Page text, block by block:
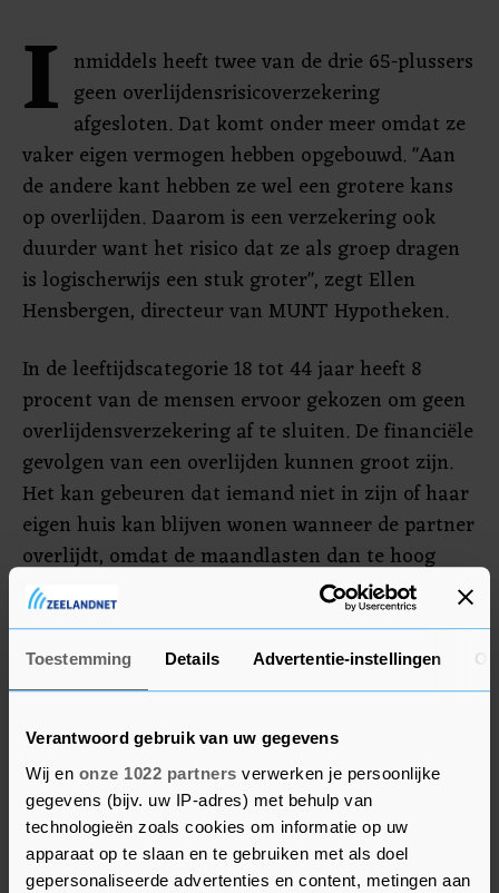
Toestemming Details Advertentie-instellingen
Verantwoord gebruik van uw gegevens
Wij en onze 1022 partners verwerken je persoonlijke
gegevens (bijv. uw IP-adres) met behulp van
technologieën zoals cookies om informatie op uw
apparaat op te slaan en te gebruiken met als doel
gepersonaliseerde advertenties en content, metingen aan
I nmiddels heeft twee van de drie 65-plussers
geen overlijdensrisicoverzekering
afgesloten. Dat komt onder meer omdat ze
vaker eigen vermogen hebben opgebouwd. "Aan
de andere kant hebben ze wel een grotere kans
op overlijden. Daarom is een verzekering ook
duurder want het risico dat ze als groep dragen
is logischerwijs een stuk groter", zegt Ellen
Hensbergen, directeur van MUNT Hypotheken.
In de leeftijdscategorie 18 tot 44 jaar heeft 8
procent van de mensen ervoor gekozen om geen
overlijdensverzekering af te sluiten. De financiële
gevolgen van een overlijden kunnen groot zijn.
Het kan gebeuren dat iemand niet in zijn of haar
eigen huis kan blijven wonen wanneer de partner
overlijdt, omdat de maandlasten dan te hoog
zijn.
Volgens het onderzoek weet bijna een vijfde van
de respondenten niet in welke mate ze
waar je precies aan toe bent, zorgt mogelijk voor
onnodige stress en later wellicht voor
onaangename verrassingen", aldus Hensbergen.